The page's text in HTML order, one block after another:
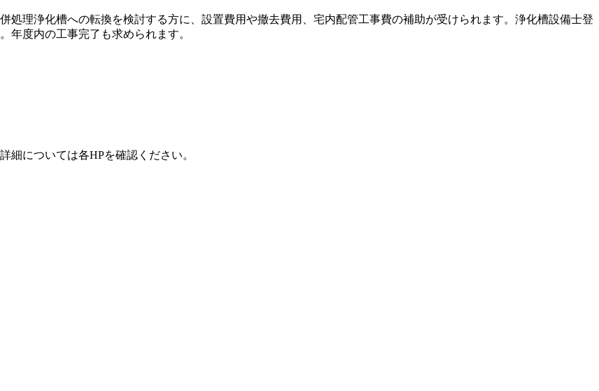
処理浄化槽への転換を検討する方に、設置費用や撤去費用、宅内配管工事費の補助が受けられます。浄化槽設備士登
年度内の工事完了も求められます。
については各HPを確認ください。